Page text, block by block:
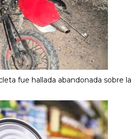
fue hallada abandonada sobre la